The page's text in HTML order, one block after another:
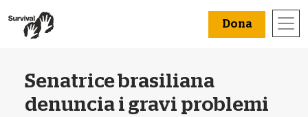
Dona
Senatrice brasiliana
denuncia i gravi problemi